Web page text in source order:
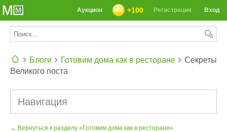
Вход
Регистрация
+100
Аукцион
Блоги Готовим дома как в ресторане
Секреты
Великого поста
Навигация
← Вернуться к разделу «Готовим дома как в ресторане»